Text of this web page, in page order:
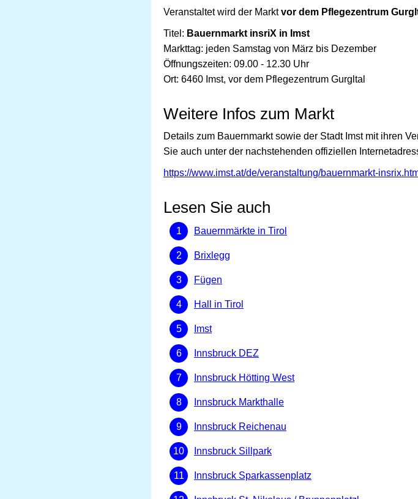
Veranstaltet wird der Marktvor dem Pflegezentrum
Titel: Bauernmarkt insriX in Imst
Markttag: jeden Samstag von März bis Dezember
Öffnungszeiten: 09.00 - 12.30 Uhr
Ort: 6460 Imst, vor dem Pflegezentrum Gurgltal
Weitere Infos zum Markt
Details zum Bauernmarkt sowie der Stadt Imst mit ihren
Sie auch unter der nachstehenden offiziellen
https://www.imst.at/de/veranstaltung/bauernmarkt-
Lesen Sie auch
Bauernmärkte in Tirol
Brixlegg
Fügen
Hall in Tirol
Imst
Innsbruck DEZ
Innsbruck Hötting West
Innsbruck Markthalle
Innsbruck Reichenau
Innsbruck Sillpark
Innsbruck Sparkassenplatz